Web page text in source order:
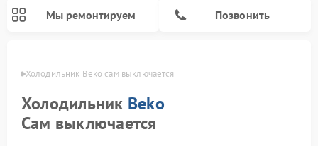
Мы ремонтируем Позвонить
Холодильник Beko сам выключается
Холодильник Beko
Сам выключается